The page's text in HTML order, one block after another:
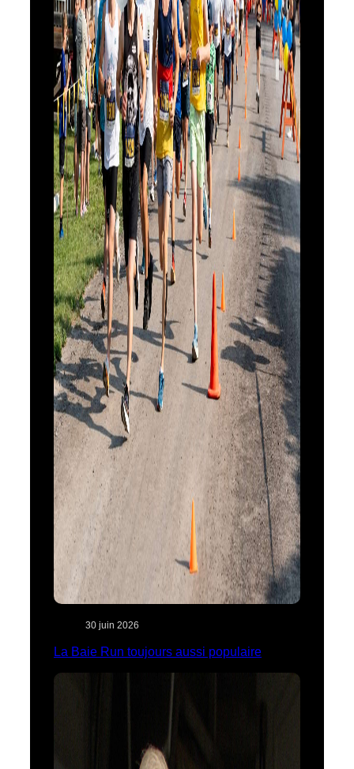
30 juin 2026
La Baie Run toujours aussi populaire